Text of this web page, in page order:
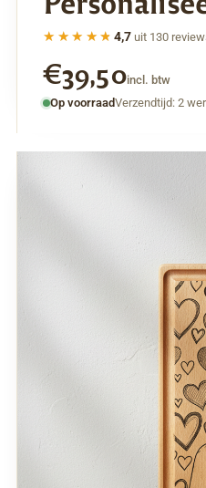
★★★★★
★★★★★ 4,7 uit 130
€39,50incl. btw
Op voorraadVerzendtijd: 2